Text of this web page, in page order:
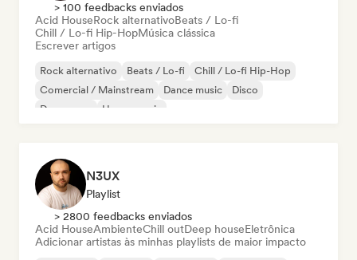
> 100 feedbacks enviados
Acid HouseRock alternativoBeats / Lo-fi
Chill / Lo-fi Hip-HopMúsica clássica
Escrever artigos
Rock alternativo Beats / Lo-fi
Chill / Lo-fi Hip-Hop
Comercial / Mainstream
Dance music
Disco
Dream pop
House music
N3UX
Playlist
> 2800 feedbacks enviados
Acid HouseAmbienteChill outDeep houseEletrônica
Adicionar artistas às minhas playlists de maior impacto